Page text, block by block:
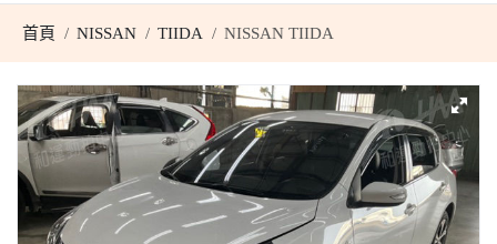
首頁 NISSAN TIIDA NISSAN TIIDA